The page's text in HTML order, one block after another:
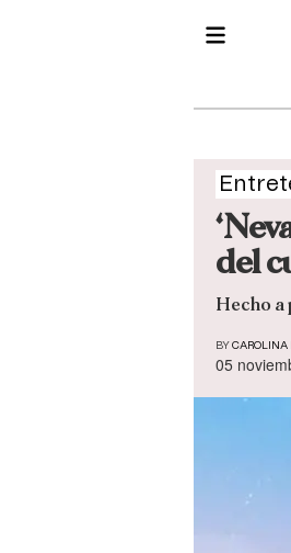
del
Hecho a
BY CAROLINA
05